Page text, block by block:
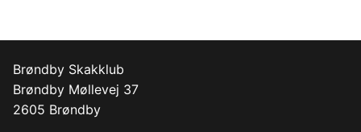
Brøndby Skakklub
Brøndby Møllevej 37
2605 Brøndby